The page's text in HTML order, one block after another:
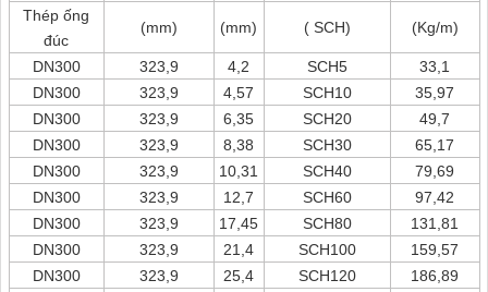
Thép ống
đúc
(mm) (mm) ( SCH) (Kg/m)
DN300 323,9 4,2 SCH5
33,1
DN300
323,9 4,57 SCH10
35,97
DN300
323,9 6,35 SCH20
49,7
DN300
323,9 8,38 SCH30
65,17
DN300
323,9 10,31 SCH40
79,69
DN300
323,9 12,7 SCH60
97,42
DN300
323,9 17,45 SCH80
131,81
DN300
323,9 21,4 SCH100
159,57
DN300
323,9 25,4 SCH120
186,89